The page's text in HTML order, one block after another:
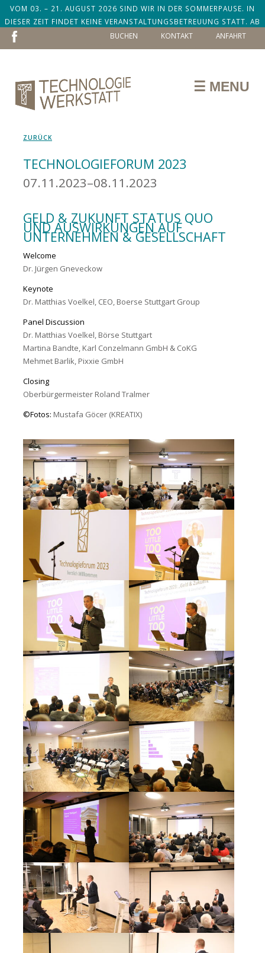
VOM 03. – 21. AUGUST 2026 SIND WIR IN DER SOMMERPAUSE. IN
DIESER ZEIT FINDET KEINE VERANSTALTUNGSBETREUUNG STATT. AB
DEM 24. AUGUST SIND WIR ZURÜCK!
NAVIGATION
ÜBERSPRINGEN
ANFAHRT
KONTAKT
BUCHEN
☰ MENU
TECHNOLOGIEFORUM 2023
07.11.2023–08.11.2023
GELD & ZUKUNFT STATUS QUO
UND AUSWIRKUNGEN AUF
UNTERNEHMEN & GESELLSCHAFT
Welcome
Dr. Jürgen Gneveckow
Keynote
Dr. Matthias Voelkel, CEO, Boerse Stuttgart Group
Panel Discussion
Dr. Matthias Voelkel, Börse Stuttgart
Martina Bandte, Karl Conzelmann GmbH & CoKG
Mehmet Barlik, Pixxie GmbH
Closing
Oberbürgermeister Roland Tralmer
©Fotos: Mustafa Göcer (KREATIX)
ZURÜCK